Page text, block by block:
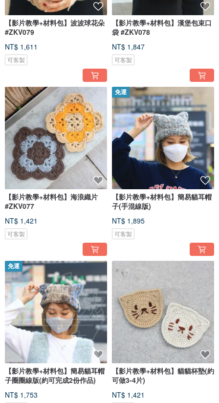
【影片教學+材料包】波波球花朵
#ZKV079
NT$ 1,611
可客製
【影片教學+材料包】漢堡包束口
袋 #ZKV078
NT$ 1,847
可客製
【影片教學+材料包】海浪織片
#ZKV077
NT$ 1,421
可客製
免運
【影片教學+材料包】簡易貓耳帽
子(手混線版)
NT$ 1,895
可客製
免運
【影片教學+材料包】簡易貓耳帽
子圈圈線版(約可完成2份作品)
NT$ 1,753
【影片教學+材料包】貓貓杯墊(約
可做3-4片)
NT$ 1,421